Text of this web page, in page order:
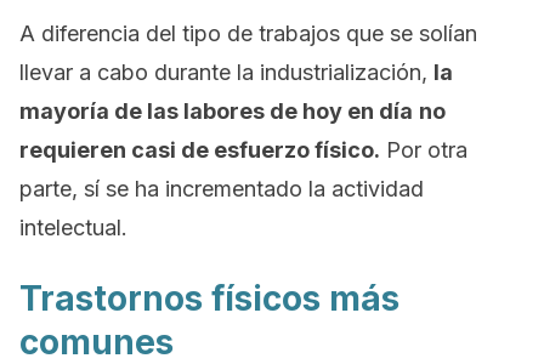
A diferencia del tipo de trabajos que se solían
llevar a cabo durante la industrialización, la
mayoría de las labores de hoy en día no
requieren casi de esfuerzo físico. Por otra
parte, sí se ha incrementado la actividad
intelectual.
Trastornos físicos más
comunes